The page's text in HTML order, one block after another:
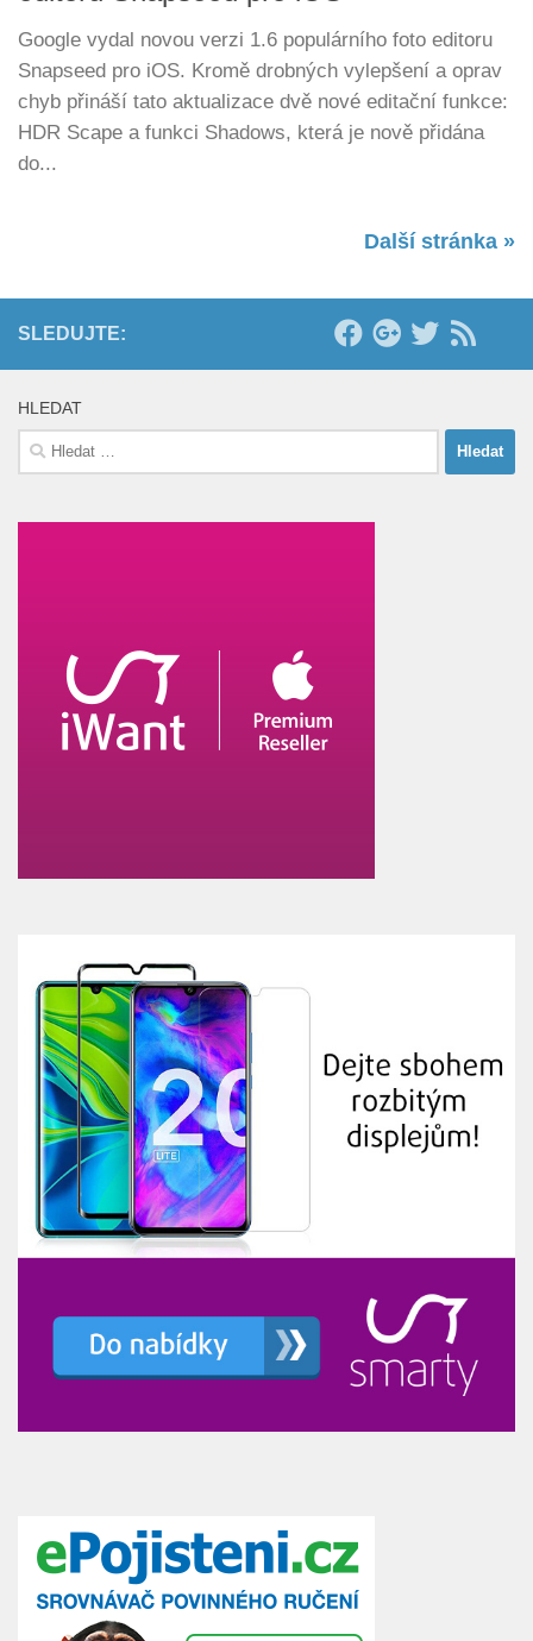
Google vydal novou verzi 1.6 populárního foto editoru
Snapseed pro iOS. Kromě drobných vylepšení a oprav
chyb přináší tato aktualizace dvě nové editační funkce:
HDR Scape a funkci Shadows, která je nově přidána
do...
Další stránka »
SLEDUJTE:
HLEDAT
Vyhledávání